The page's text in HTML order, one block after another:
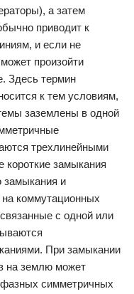
а затем
приводит к
и если не
произойти
Здесь термин
к тем условиям,
заземлены в одной
трехлинейными
короткие замыкания
замыкания и
на коммутационных
с одной или
При замыкании
на землю может
симметричных